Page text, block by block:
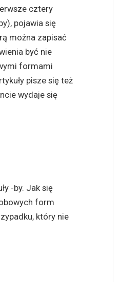
cztery
pojawia się
można zapisać
być nie
formami
pisze się też
wydaje się
-by. Jak się
form
który nie